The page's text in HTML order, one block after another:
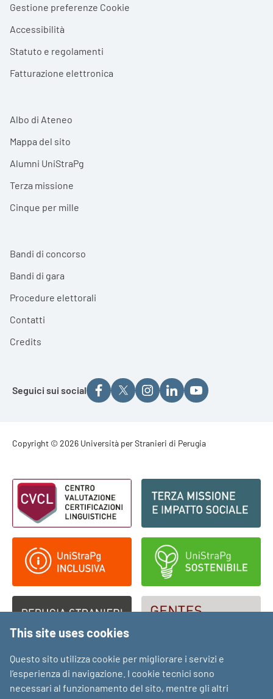
Gestione preferenze Cookie
Accessibilità
Statuto e regolamenti
Fatturazione elettronica
Albo di Ateneo
Mappa del sito
Alumni UniStraPg
Terza missione
Cinque per mille
Bandi di concorso
Bandi di gara
Procedure elettorali
Contatti
Credits
Seguici sui social
Footer - Copyright
Copyright © 2026 Università per Stranieri di Perugia
Footer - Loghi
This site uses cookies
Questo sito utilizza cookie per migliorare i servizi e
l’esperienza di navigazione. I cookie tecnici sono
necessari al funzionamento del sito, mentre gli altri